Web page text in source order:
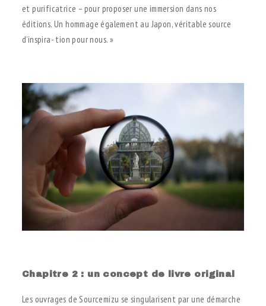
et purificatrice – pour proposer une immersion dans nos
éditions. Un hommage également au Japon, véritable source
d’inspira- tion pour nous. »
Chapitre 2 : un concept de livre original
Les ouvrages de Sourcemizu se singularisent par une démarche